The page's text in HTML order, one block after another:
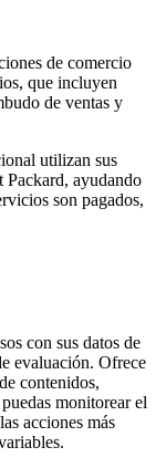
de comercio
que incluyen
de ventas y
utilizan sus
ayudando
son pagados,
con sus datos de
evaluación. Ofrece
contenidos,
monitorear el
acciones más